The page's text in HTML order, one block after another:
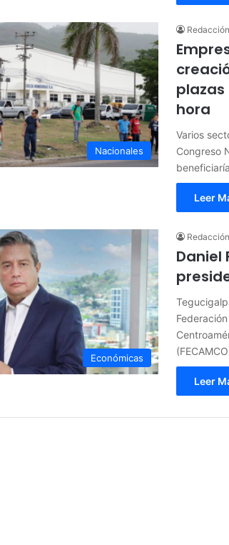
Nacionales
Redacción
plazas
hora
Varios
Congreso
Leer
Económicas
Redacción
Daniel
Leer